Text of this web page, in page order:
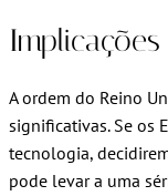
A ordem do Reino
significativas. Se os
tecnologia,
pode levar a uma